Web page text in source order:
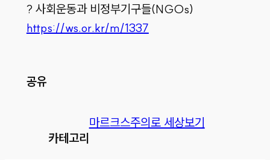
? 사회운동과 비정부기구들(NGOs)
https://ws.or.kr/m/1337
공유
카테고리
마르크스주의로 세상보기